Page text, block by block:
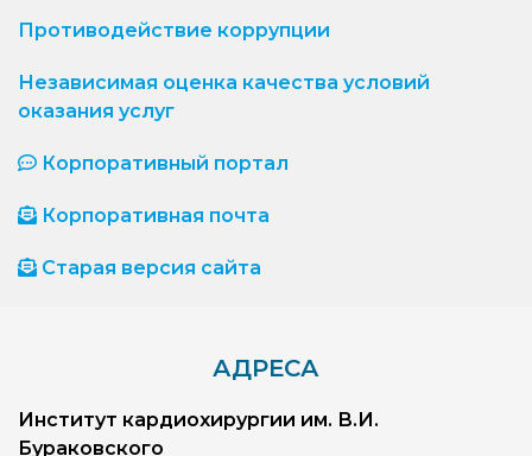
Противодействие коррупции
Независимая оценка качества условий
оказания услуг
Корпоративный портал
Корпоративная почта
Старая версия сайта
АДРЕСА
Институт кардиохирургии им. В.И.
Бураковского